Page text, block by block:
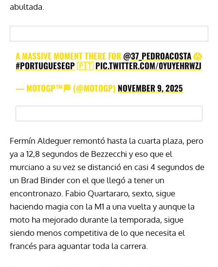
abultada.
A MASSIVE MOMENT THERE FOR @37_PEDROACOSTA😱
#PORTUGUESEGP🇵🇹PIC.TWITTER.COM/0YUYEHRWZJ
— MOTOGP™🏁 (@MOTOGP) NOVEMBER 9, 2025
Fermín Aldeguer remontó hasta la cuarta plaza, pero
ya a 12,8 segundos de Bezzecchi y eso que el
murciano a su vez se distanció en casi 4 segundos de
un Brad Binder con el que llegó a tener un
encontronazo. Fabio Quartararo, sexto, sigue
haciendo magia con la M1 a una vuelta y aunque la
moto ha mejorado durante la temporada, sigue
siendo menos competitiva de lo que necesita el
francés para aguantar toda la carrera.